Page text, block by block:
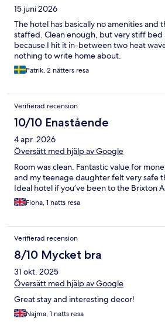
15 juni 2026
The hotel has basically no amenities and
staffed. Clean enough, but very stiff
because I hit it in-between two heat
nothing to write home about.
Patrik, 2 nätters resa
Verifierad recension
10/10 Enastående
4 apr. 2026
Översätt med hjälp av Google
Room was clean. Fantastic value for
and my teenage daughter felt very safe
Ideal hotel if you’ve been to the Brixton
Fiona, 1 natts resa
Verifierad recension
8/10 Mycket bra
31 okt. 2025
Översätt med hjälp av Google
Great stay and interesting decor!
Najma, 1 natts resa